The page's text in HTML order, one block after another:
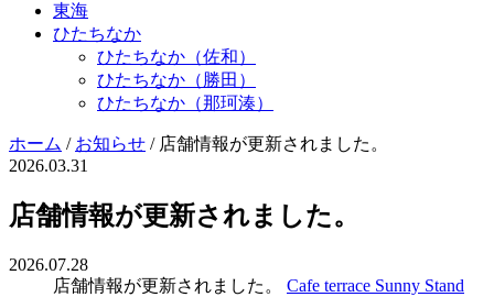
東海
ひたちなか
ひたちなか（佐和）
ひたちなか（勝田）
ひたちなか（那珂湊）
ホーム / お知らせ / 店舗情報が更新されました。
2026.03.31
店舗情報が更新されました。
2026.07.28
店舗情報が更新されました。
Cafe terrace Sunny Stand